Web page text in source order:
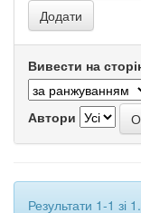
Вивести на
Автори
Результати 1-1 зі 1.